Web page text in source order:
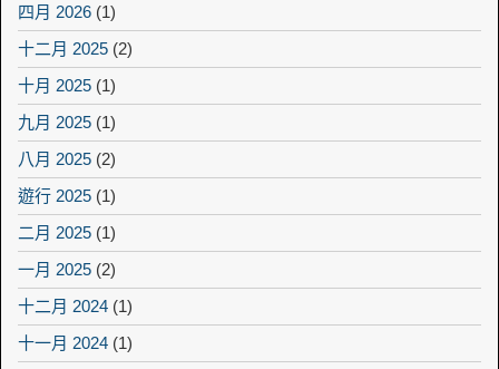
四月 2026 (1)
十二月 2025 (2)
十月 2025 (1)
九月 2025 (1)
八月 2025 (2)
遊行 2025 (1)
二月 2025 (1)
一月 2025 (2)
十二月 2024 (1)
十一月 2024 (1)